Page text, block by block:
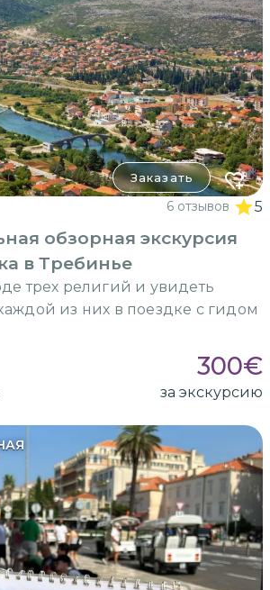
Заказать
6 отзывов 5
обзорная экскурсия
в Требинье
трех религий и увидеть
из них в поездке с гидом
300€
за экскурсию